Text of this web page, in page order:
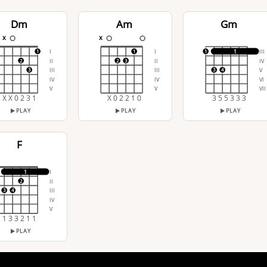
Dm
x
I
II
III
IV
V
2
3
1
X X 0 2 3 1
PLAY
Am
x
I
II
III
IV
V
2 3
1
X 0 2 2 1 0
PLAY
Gm
III
IV
V
VI
VII
1
1
3 4
3 5 5 3 3 3
PLAY
F
I
II
III
IV
V
1
3 4
2
1 3 3 2 1 1
PLAY